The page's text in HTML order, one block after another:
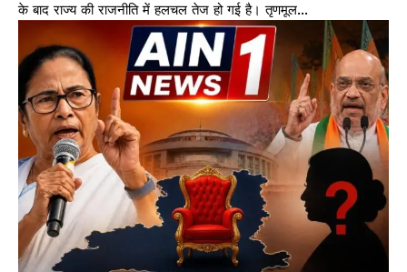
Facebook
X WhatsApp
Share
Read Latest News on AIN
के बाद राज्य की राजनीति में हलचल तेज हो गई है। तृणमूल...